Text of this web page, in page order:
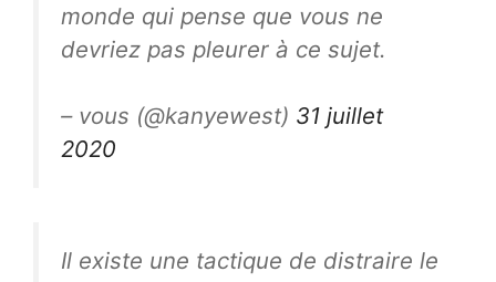
monde qui pense que vous ne
devriez pas pleurer à ce sujet.
– vous (@kanyewest) 31 juillet
2020
Il existe une tactique de distraire le